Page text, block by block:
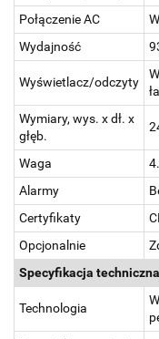
Połączenie AC
Wydajność
Wyświetlacz/odczyty
Wymiary, wys. x dł. x
głęb.
Waga
Alarmy
Certyfikaty
Opcjonalnie
Specyfikacja techniczna
Technologia